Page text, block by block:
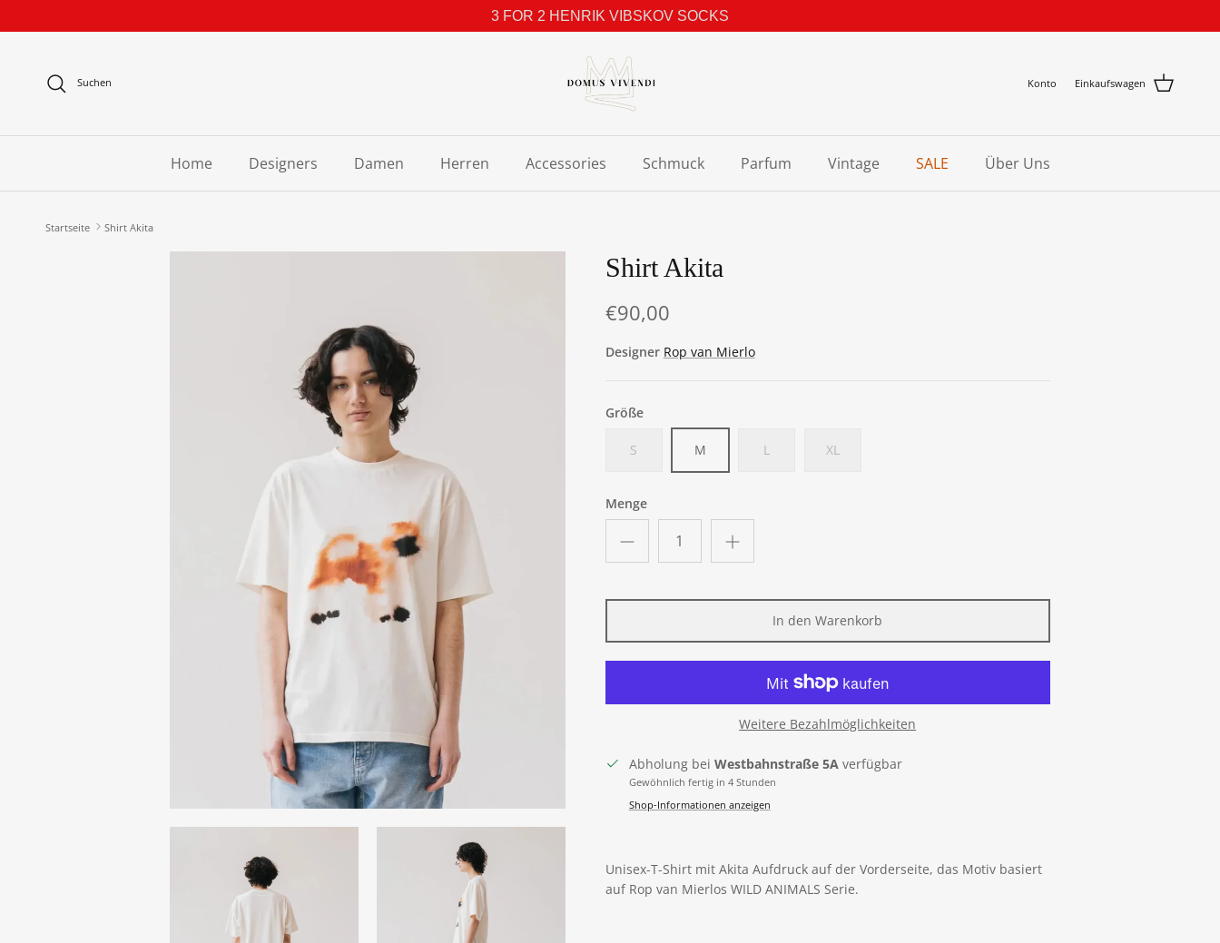
3 FOR 2 HENRIK VIBSKOV SOCKS
Suchen Konto Einkaufswagen
Home Designers Damen Herren Accessories Schmuck Parfum Vintage SALE Über Uns
Startseite Shirt Akita
Shirt Akita
€90,00
Designer Rop van Mierlo
Größe
S M L XL
Menge
In den Warenkorb
Weitere Bezahlmöglichkeiten
Abholung bei Westbahnstraße 5Averfügbar
Gewöhnlich fertig in 4 Stunden
Shop-Informationen anzeigen
Unisex-T-Shirt mit Akita Aufdruck auf der Vorderseite, das Motiv basiert
auf Rop van Mierlos WILD ANIMALS Serie.